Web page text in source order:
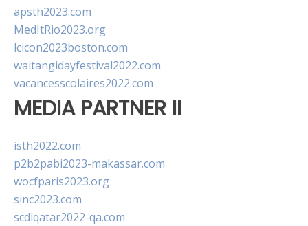
apsth2023.com
MedItRio2023.org
lcicon2023boston.com
waitangidayfestival2022.com
vacancesscolaires2022.com
MEDIA PARTNER II
isth2022.com
p2b2pabi2023-makassar.com
wocfparis2023.org
sinc2023.com
scdlqatar2022-qa.com